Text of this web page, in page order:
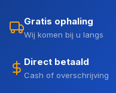
Gratis ophaling
Wij komen bij u langs
Direct betaald
Cash of overschrijving